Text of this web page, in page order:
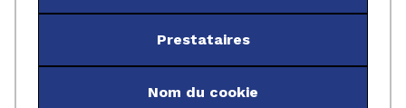
Prestataires
Nom du cookie